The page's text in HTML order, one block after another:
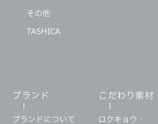
その他
TASHICA
ブランド
ブランドについて
こだわり素材
ロクキョウ・